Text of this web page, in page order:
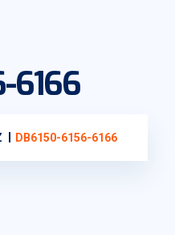
6166
DB6150-6156-6166